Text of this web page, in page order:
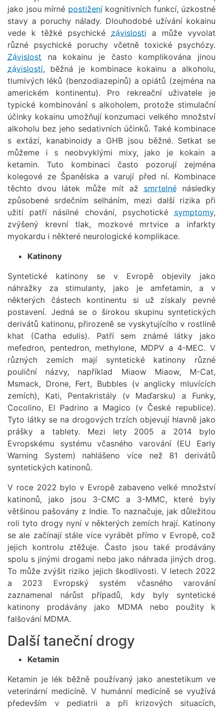
jako jsou mírné postiženíkognitivních funkcí, úzkostné
stavy a poruchy nálady. Dlouhodobé užívání kokainu
vede k těžké psychické závislosti a může vyvolat
různé psychické poruchy včetně toxické psychózy.
Závislost na kokainu je často komplikována jinou
závislostí, běžná je kombinace kokainu a alkoholu,
tlumivých léků (benzodiazepinů) a opiátů (zejména na
americkém kontinentu). Pro rekreační uživatele je
typické kombinování s alkoholem, protože stimulační
účinky kokainu umožňují konzumaci velkého množství
alkoholu bez jeho sedativních účinků. Také kombinace
s extází, kanabinoidy a GHB jsou běžné. Setkat se
můžeme i s neobvyklými mixy, jako je kokain a
ketamin. Tuto kombinaci často pozorují zejména
kolegové ze Španělska a varují před ní. Kombinace
těchto dvou látek může mít až smrtelnénásledky
způsobené srdečním selháním, mezi další rizika při
užití patří násilné chování, psychotické symptomy,
zvýšený krevní tlak, mozkové mrtvice a infarkty
myokardu i některé neurologické komplikace.
Katinony
Syntetické katinony se v Evropě objevily jako
náhražky za stimulanty, jako je amfetamin, a v
některých částech kontinentu si už získaly pevné
postavení. Jedná se o širokou skupinu syntetických
derivátů katinonu, přirozeně se vyskytujícího v rostlině
khat (Catha edulis). Patří sem známé látky jako
mefedron, pentedron, methylone, MDPV a 4-MEC. V
různých zemích mají syntetické katinony různé
pouliční názvy, například Miaow Miaow, M-Cat,
Msmack, Drone, Fert, Bubbles (v anglicky mluvících
zemích), Kati, Pentakristály (v Maďarsku) a Funky,
Cocolino, El Padrino a Magico (v České republice).
Tyto látky se na drogových trzích objevují hlavně jako
prášky a tablety. Mezi lety 2005 a 2014 bylo
Evropskému systému včasného varování (EU Early
Warning System) nahlášeno více než 81 derivátů
syntetických katinonů.
V roce 2022 bylo v Evropě zabaveno velké množství
katinonů, jako jsou 3-CMC a 3-MMC, které byly
většinou pašovány z Indie. To naznačuje, jak důležitou
roli tyto drogy nyní v některých zemích hrají. Katinony
se ale začínají stále více vyrábět přímo v Evropě, což
jejich kontrolu ztěžuje. Často jsou také prodávány
spolu s jinými drogami nebo jako náhrada jiných drog.
To může zvýšit riziko jejich škodlivosti. V letech 2022
a 2023 Evropský systém včasného varování
zaznamenal nárůst případů, kdy byly syntetické
katinony prodávány jako MDMA nebo použity k
falšování MDMA.
Další taneční drogy
Ketamin
Ketamin je lék běžně používaný jako anestetikum ve
veterinární medicíně. V humánní medicíně se využívá
především v pediatrii a při krizových situacích,